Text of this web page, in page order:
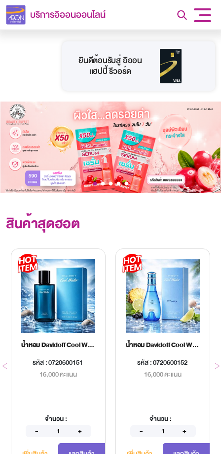
บริการอิออนออนไลน์
ยินดีต้อนรับสู่ อิออน
แฮปปี้ รีวอร์ด
สินค้าสุดฮอต
น้ำหอม Davidoff Cool Water Men EDT 40 ml.
รหัส : 0720600151
16,000 คะแนน
จำนวน :
น้ำหอม Davidoff Cool Water Women EDT 30 ml.
รหัส : 0720600152
16,000 คะแนน
จำนวน :